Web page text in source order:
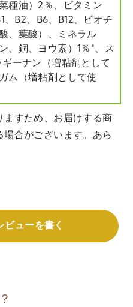
種油）2％、ビタミン
、B2、B6、B12、ビオチ
、葉酸）、ミネラル
、銅、ヨウ素）1％*、ス
ギーナン（増粘剤として
ム（増粘剤として使
すため、お届けする商
合がございます。あら
ビューを書く